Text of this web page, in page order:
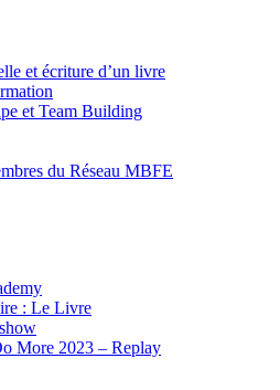
et écriture d’un livre
et Team Building
du Réseau MBFE
: Le Livre
More 2023 – Replay